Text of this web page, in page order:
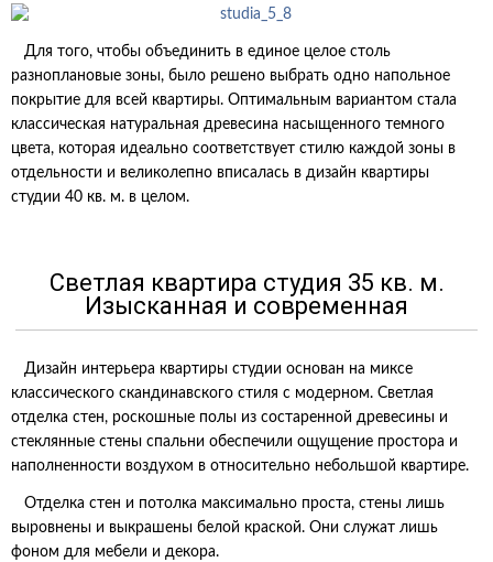
Для того, чтобы объединить в единое целое столь
разноплановые зоны, было решено выбрать одно напольное
покрытие для всей квартиры. Оптимальным вариантом стала
классическая натуральная древесина насыщенного темного
цвета, которая идеально соответствует стилю каждой зоны в
отдельности и великолепно вписалась в дизайн квартиры
студии 40 кв. м. в целом.
Светлая квартира студия 35 кв. м.
Изысканная и современная
Дизайн интерьера квартиры студии основан на миксе
классического скандинавского стиля с модерном. Светлая
отделка стен, роскошные полы из состаренной древесины и
стеклянные стены спальни обеспечили ощущение простора и
наполненности воздухом в относительно небольшой квартире.
Отделка стен и потолка максимально проста, стены лишь
выровнены и выкрашены белой краской. Они служат лишь
фоном для мебели и декора.